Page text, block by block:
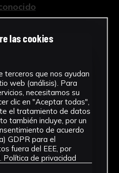
- 2000
de Medicina
las cookies
terceros que nos ayudan
web (análisis). Para
necesitamos su
clic en "Aceptar todas",
el tratamiento de datos
también incluye, por un
de acuerdo
GDPR para el
fuera del EEE, por
Política de privacidad